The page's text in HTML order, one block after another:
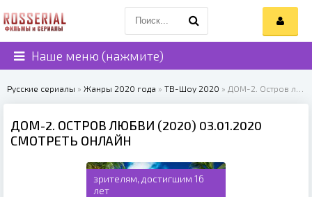
Наше меню (нажмите)
Русские сериалы » Жанры 2020 года » ТВ-Шоу 2020 » ДОМ-2. Остров любви (2020)
ДОМ-2. ОСТРОВ ЛЮБВИ (2020) 03.01.2020
СМОТРЕТЬ ОНЛАЙН
зрителям, достигшим 16
лет